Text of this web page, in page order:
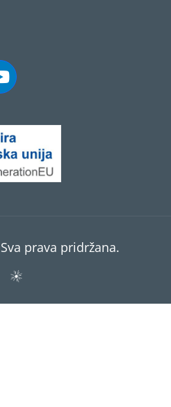
prava pridržana.